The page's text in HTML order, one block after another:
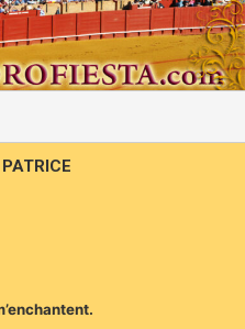
PATRICE